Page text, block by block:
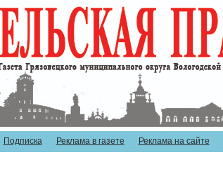
Подписка Реклама в газете Реклама на сайте